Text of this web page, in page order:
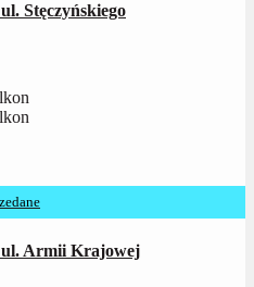
Stęczyńskiego
ul. Armii Krajowej